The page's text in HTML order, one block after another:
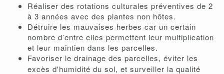
Réaliser des rotations culturales préventives de 2
à 3 années avec des plantes non hôtes.
Détruire les mauvaises herbes car un certain
nombre d’entre elles permettent leur multiplication
et leur maintien dans les parcelles.
Favoriser le drainage des parcelles, éviter les
excès d'humidité du sol, et surveiller la qualité